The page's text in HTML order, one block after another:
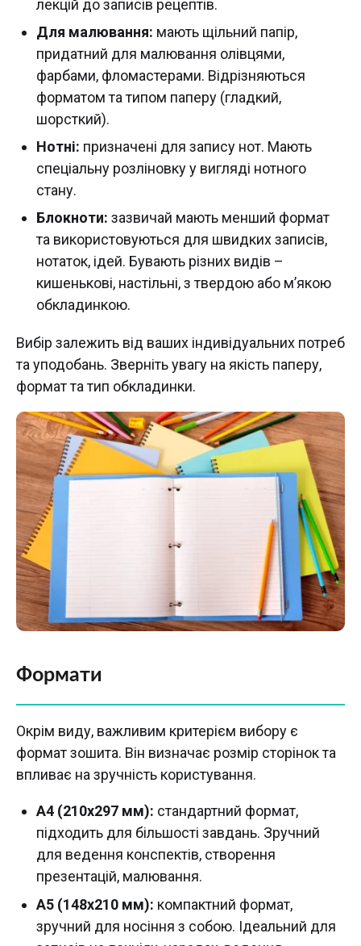
лекцій до записів рецептів.
Для малювання: мають щільний папір,
придатний для малювання олівцями,
фарбами, фломастерами. Відрізняються
форматом та типом паперу (гладкий,
шорсткий).
Нотні: призначені для запису нот. Мають
спеціальну розліновку у вигляді нотного
стану.
Блокноти: зазвичай мають менший формат
та використовуються для швидких записів,
нотаток, ідей. Бувають різних видів –
кишенькові, настільні, з твердою або м’якою
обкладинкою.
Вибір залежить від ваших індивідуальних потреб
та уподобань. Зверніть увагу на якість паперу,
формат та тип обкладинки.
Формати
Окрім виду, важливим критерієм вибору є
формат зошита. Він визначає розмір сторінок та
впливає на зручність користування.
А4 (210х297 мм): стандартний формат,
підходить для більшості завдань. Зручний
для ведення конспектів, створення
презентацій, малювання.
А5 (148х210 мм): компактний формат,
зручний для носіння з собою. Ідеальний для